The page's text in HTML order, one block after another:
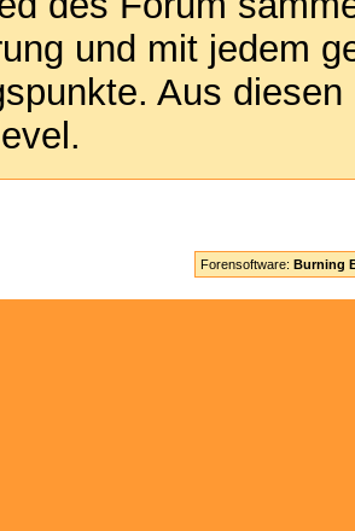
und mit jedem
Aus
Forensoftware: Burning